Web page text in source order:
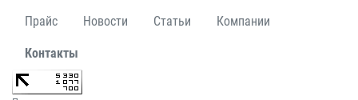
Прайс Новости Статьи Компании
Контакты